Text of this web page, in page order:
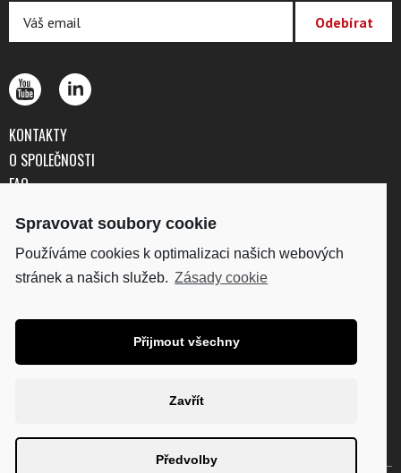
KONTAKTY
O SPOLEČNOSTI
FAQ
OCHRANA OSOBNÍCH ÚDAJŮ
DISKUS, spol. s r.o.
DIČ: CZ41195183
Fakturační adresa:
Spravovat soubory cookie
Používáme cookies k optimalizaci našich webových
stránek a našich služeb. Zásady cookie
Přijmout všechny
Zavřít
Předvolby